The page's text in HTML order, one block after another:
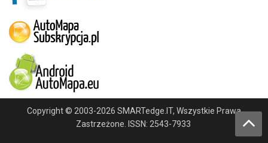
Copyright © 2003-2026 SMARTedge.IT, Wszystkie Prawa
Zastrzeżone. ISSN: 2543-7933